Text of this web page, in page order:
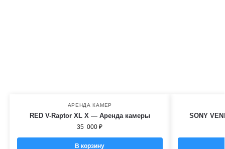
АРЕНДА КАМЕР
RED V-Raptor XL X — Аренда камеры
35 000₽
В корзину
SONY